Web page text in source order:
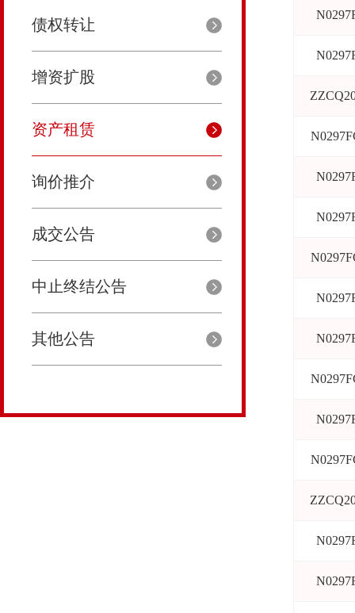
债权转让
增资扩股
资产租赁
询价推介
成交公告
中止终结公告
其他公告